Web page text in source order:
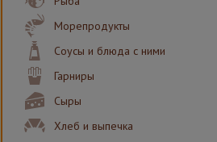
Морепродукты
Соусы и блюда с ними
Гарниры
Сыры
Хлеб и выпечка